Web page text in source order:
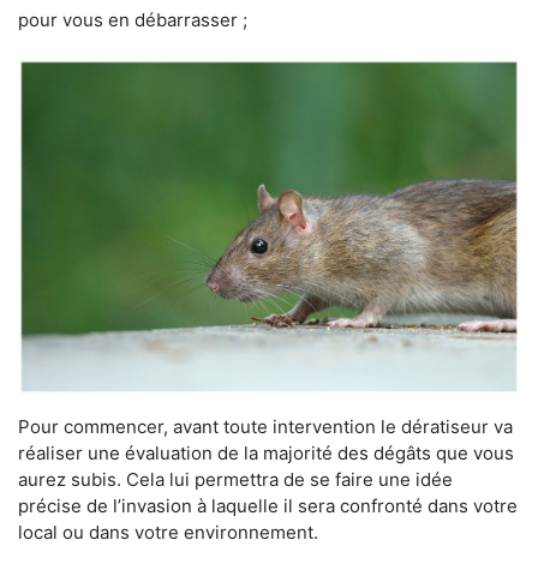
pour vous en débarrasser ;
Pour commencer, avant toute intervention le dératiseur va
réaliser une évaluation de la majorité des dégâts que vous
aurez subis. Cela lui permettra de se faire une idée
précise de l’invasion à laquelle il sera confronté dans votre
local ou dans votre environnement.